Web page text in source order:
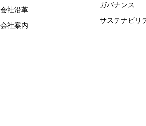
会社沿革
会社案内
ガバナンス
サステナビリ